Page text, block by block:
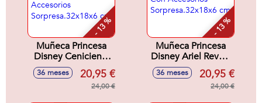
- 13 %
Muñeca Princesa
Disney Cenicienta
Reveal Con
Accesorios
Sorpresa.32x18x6
36 meses 20,95 €
24,00 €
- 13 %
Muñeca Princesa
Disney Ariel Reveal
Con Accesorios
Sorpresa.32x18x6
36 meses 20,95 €
24,00 €